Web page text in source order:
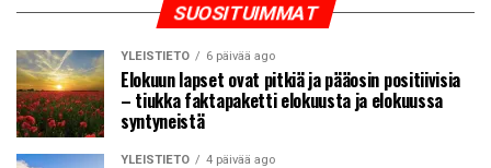
SUOSITUIMMAT
YLEISTIETO 6 päivää ago
Elokuun lapset ovat pitkiä ja pääosin positiivisia
– tiukka faktapaketti elokuusta ja elokuussa
syntyneistä
YLEISTIETO 4 päivää ago